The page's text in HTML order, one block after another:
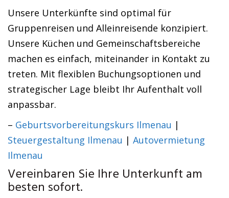
Unsere Unterkünfte sind optimal für
Gruppenreisen und Alleinreisende konzipiert.
Unsere Küchen und Gemeinschaftsbereiche
machen es einfach, miteinander in Kontakt zu
treten. Mit flexiblen Buchungsoptionen und
strategischer Lage bleibt Ihr Aufenthalt voll
anpassbar.
– Geburtsvorbereitungskurs Ilmenau |
Steuergestaltung Ilmenau | Autovermietung
Ilmenau
Vereinbaren Sie Ihre Unterkunft am
besten sofort.